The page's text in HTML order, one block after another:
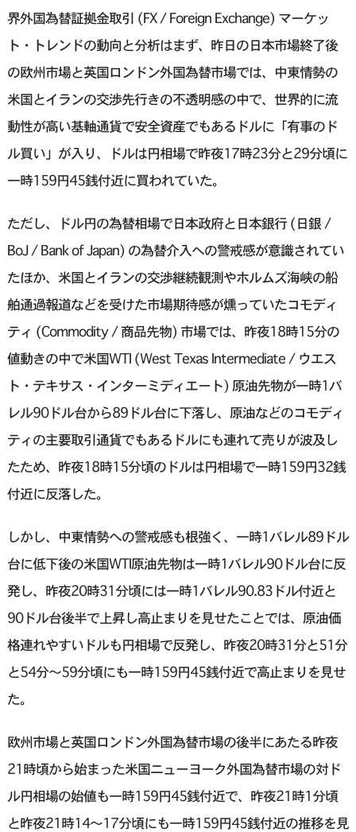
界外国為替証拠金取引 (FX / Foreign Exchange) マーケッ
ト・トレンドの動向と分析はまず、昨日の日本市場終了後
の欧州市場と英国ロンドン外国為替市場では、中東情勢の
米国とイランの交渉先行きの不透明感の中で、世界的に流
動性が高い基軸通貨で安全資産でもあるドルに「有事のド
ル買い」が入り、ドルは円相場で昨夜17時23分と29分頃に
一時159円45銭付近に買われていた。
ただし、ドル円の為替相場で日本政府と日本銀行 (日銀 /
BoJ / Bank of Japan) の為替介入への警戒感が意識されてい
たほか、米国とイランの交渉継続観測やホルムズ海峡の船
舶通過報道などを受けた市場期待感が燻っていたコモディ
ティ (Commodity / 商品先物) 市場では、昨夜18時15分の
値動きの中で米国WTI (West Texas Intermediate / ウエス
ト・テキサス・インターミディエート) 原油先物が一時1バ
レル90ドル台から89ドル台に下落し、原油などのコモディ
ティの主要取引通貨でもあるドルにも連れて売りが波及し
たため、昨夜18時15分頃のドルは円相場で一時159円32銭
付近に反落した。
しかし、中東情勢への警戒感も根強く、一時1バレル89ドル
台に低下後の米国WTI原油先物は一時1バレル90ドル台に反
発し、昨夜20時31分頃には一時1バレル90.83ドル付近と
90ドル台後半で上昇し高止まりを見せたことでは、原油価
格連れやすいドルも円相場で反発し、昨夜20時31分と51分
と54分〜59分頃にも一時159円45銭付近で高止まりを見せ
た。
欧州市場と英国ロンドン外国為替市場の後半にあたる昨夜
21時頃から始まった米国ニューヨーク外国為替市場の対ド
ル円相場の始値も一時159円45銭付近で、昨夜21時1分頃
と昨夜21時14〜17分頃にも一時159円45銭付近の推移を見